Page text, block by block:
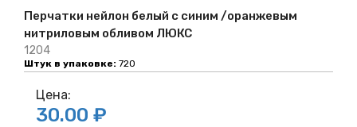
Перчатки нейлон белый с синим /оранжевым
нитриловым обливом ЛЮКС
1204
Штук в упаковке: 720
Цена:
30.00 ₽